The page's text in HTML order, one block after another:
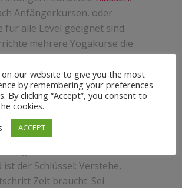
Anfängerkursen, oder
für alle Level geeignet sind.
mehrere Yogakurse die
komm vorbei und probier
Yoga-Blöcke oder
helfen, Posen
und die zusätzliche
ist der Schlüssel: Verstehe,
Zeit braucht. Sei
on our website to give you the most
by remembering your preferences
By clicking “Accept”, you consent to
cookies.
ACCEPT